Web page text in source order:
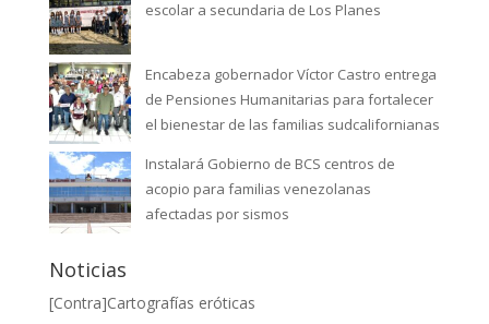
escolar a secundaria de Los Planes
Encabeza gobernador Víctor Castro entrega
de Pensiones Humanitarias para fortalecer
el bienestar de las familias sudcalifornianas
Instalará Gobierno de BCS centros de
acopio para familias venezolanas
afectadas por sismos
Noticias
[Contra]Cartografías eróticas